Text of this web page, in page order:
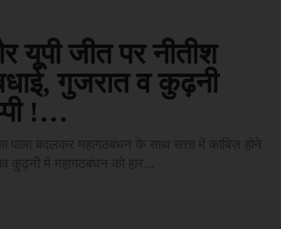
यूपी जीत पर नीतीश
गुजरात व कुढ़नी
!…